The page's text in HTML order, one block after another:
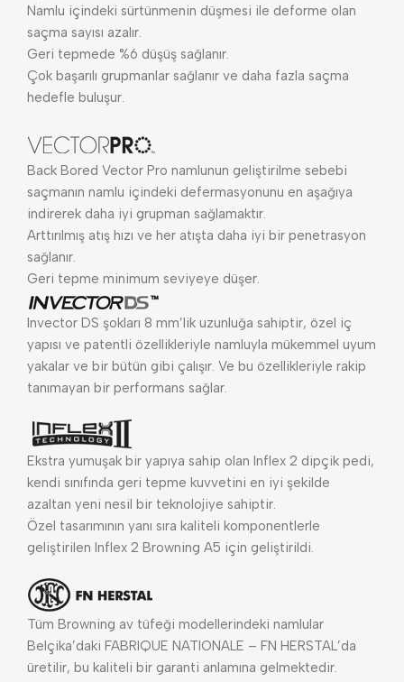
Namlu içindeki sürtünmenin düşmesi ile deforme olan
saçma sayısı azalır.
Geri tepmede %6 düşüş sağlanır.
Çok başarılı grupmanlar sağlanır ve daha fazla saçma
hedefle buluşur.
Back Bored Vector Pro namlunun geliştirilme sebebi
saçmanın namlu içindeki defermasyonunu en aşağıya
indirerek daha iyi grupman sağlamaktır.
Arttırılmış atış hızı ve her atışta daha iyi bir penetrasyon
sağlanır.
Geri tepme minimum seviyeye düşer.
Invector DS şokları 8 mm’lik uzunluğa sahiptir, özel iç
yapısı ve patentli özellikleriyle namluyla mükemmel uyum
yakalar ve bir bütün gibi çalışır. Ve bu özellikleriyle rakip
tanımayan bir performans sağlar.
Ekstra yumuşak bir yapıya sahip olan Inflex 2 dipçik pedi,
kendi sınıfında geri tepme kuvvetini en iyi şekilde
azaltan yeni nesil bir teknolojiye sahiptir.
Özel tasarımının yanı sıra kaliteli komponentlerle
geliştirilen Inflex 2 Browning A5 için geliştirildi.
Tüm Browning av tüfeği modellerindeki namlular
Belçika’daki FABRIQUE NATIONALE – FN HERSTAL’da
üretilir, bu kaliteli bir garanti anlamına gelmektedir.